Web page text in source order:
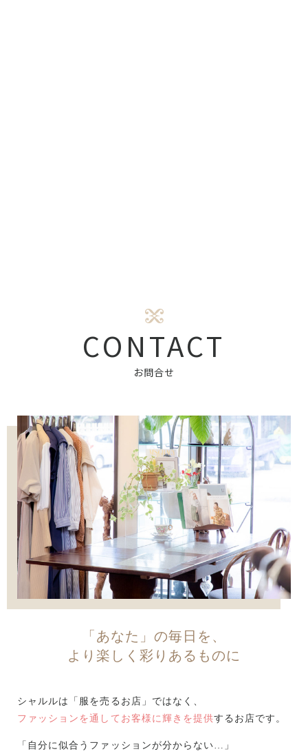
CONTACT
お問合せ
「あなた」の毎日を、
より楽しく彩りあるものに
シャルルは「服を売るお店」ではなく、
ファッションを通してお客様に輝きを提供するお店です。
「自分に似合うファッションが分からない…」